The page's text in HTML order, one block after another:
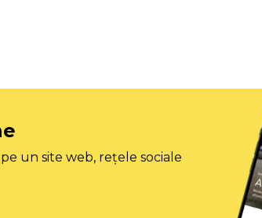
un site web, rețele sociale